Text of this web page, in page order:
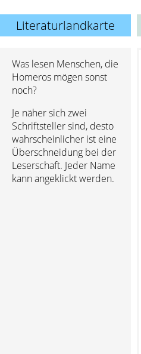
Literaturlandkarte
Was lesen Menschen, die
Homeros mögen sonst
noch?
Je näher sich zwei
Schriftsteller sind, desto
wahrscheinlicher ist eine
Überschneidung bei der
Leserschaft. Jeder Name
kann angeklickt werden.